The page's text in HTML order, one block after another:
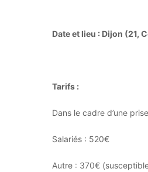
Date et lieu : Dijon (21,
Tarifs :
Dans le cadre d’une
Salariés : 520€
Autre : 370€